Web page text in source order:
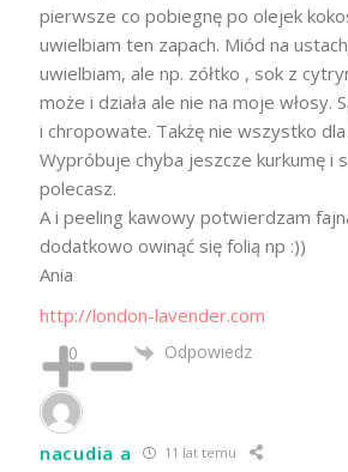
pierwsze co pobiegnę po olejek
uwielbiam ten zapach. Miód na
uwielbiam, ale np. zółtko , sok z
może i działa ale nie na moje włosy.
i chropowate. Takżę nie wszystko
Wypróbuje chyba jeszcze kurkumę i
polecasz.
A i peeling kawowy potwierdzam
dodatkowo owinąć się folią np :))
Ania
http://london-lavender.com
0 Odpowiedz
nacudia a 11 lat temu